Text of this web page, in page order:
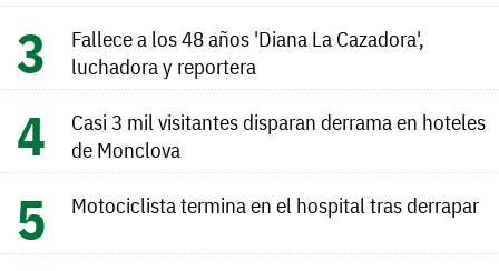
Fallece a los 48 años 'Diana La Cazadora',
luchadora y reportera
Casi 3 mil visitantes disparan derrama en hoteles
de Monclova
Motociclista termina en el hospital tras derrapar